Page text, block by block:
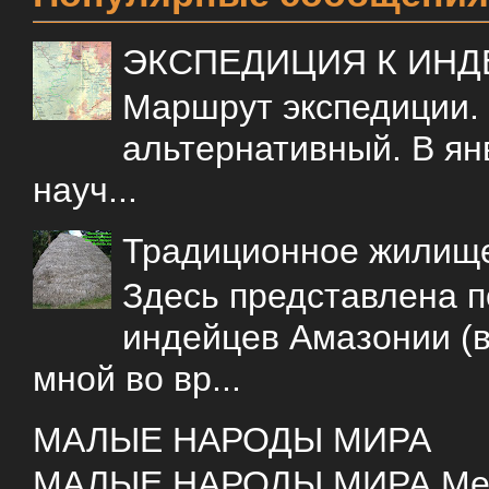
ЭКСПЕДИЦИЯ К
Маршрут
альтернативный. В
науч...
Традиционное
Здесь представлена
индейцев Амазонии
мной во вр...
МАЛЫЕ НАРОДЫ МИРА